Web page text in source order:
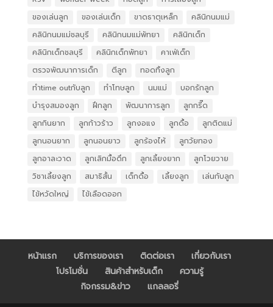
ของเล่นลูก
ของเล่นเด็ก ขาดธาตุเหล็ก
คลินิกนมแม่
คลินิกนมแม่ชลบุรี
คลินิกนมแม่พัทยา
คลินิกเด็ก
คลินิกเด็กชลบุรี
คลินิกเด็กพัทยา
คาเฟ่เด็ก
ตรวจพัฒนาการเด็ก
ตีลูก
ทอดทิ้งลูก
ทำtime outกับลูก
ทำโทษลูก นมแม่
บอกรักลูก
บำรุงสมองลูก
ฝึกลูก พัฒนาการลูก
ลูกกรี๊ด
ลูกกินยาก
ลูกก้าวร้าว ลูกงอแง ลูกดื้อ
ลูกติดแม่
ลูกนอนยาก
ลูกนอนยาว ลูกร้องไห้
ลูกวัยทอง
ลูกอาละวาด
ลูกเลิกมื้อดึก ลูกเลี้ยงยาก
ลูกโวยวาย
วิชาเลี้ยงลูก
สมาธิสั้น เด็กดื้อ เลี้ยงลูก
เล่นกับลูก
ไข้หวัดใหญ่
ไข้เลือดออก
หน้าแรก บริการของเรา ติดต่อเรา
เกี่ยวกับเรา
โปรโมชั่น
สินค้าสำหรับเด็ก
ความรู้
กิจกรรม&ข่าว
แกลลอรี่